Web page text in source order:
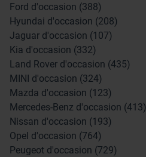
Ford d'occasion (388)
Hyundai d'occasion (208)
Jaguar d'occasion (107)
Kia d'occasion (332)
Land Rover d'occasion (435)
MINI d'occasion (324)
Mazda d'occasion (123)
Mercedes-Benz d'occasion (413)
Nissan d'occasion (193)
Opel d'occasion (764)
Peugeot d'occasion (729)